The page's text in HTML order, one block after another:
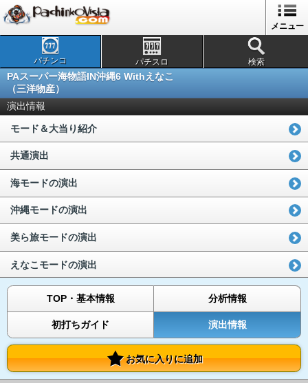
メニュー
パチンコ パチスロ 検索
PAスーパー海物語IN沖縄6 Withえなこ
（三洋物産）
演出情報
モード＆大当り紹介
共通演出
海モードの演出
沖縄モードの演出
美ら旅モードの演出
えなこモードの演出
TOP・基本情報 分析情報
初打ちガイド 演出情報
お気に入りに追加